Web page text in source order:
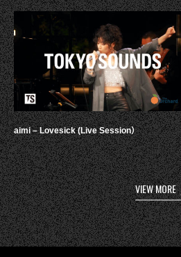
aimi – Lovesick (Live Session）
VIEW MORE